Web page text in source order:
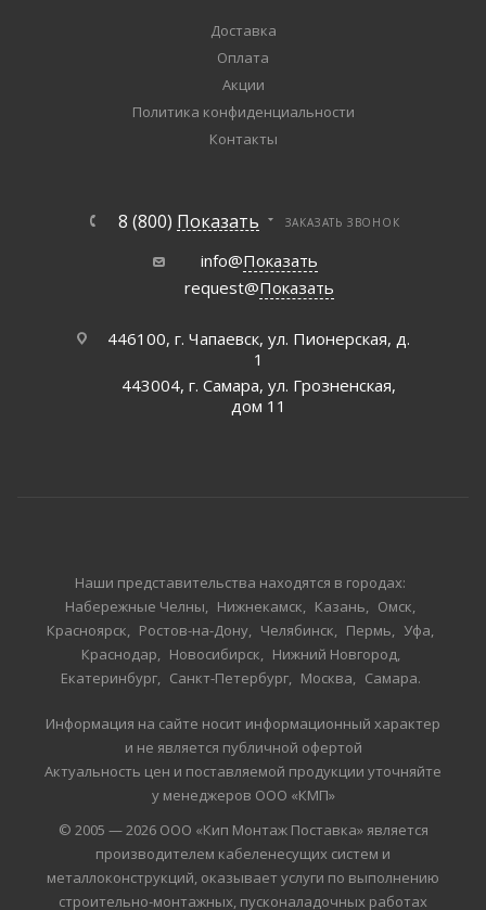
Доставка
Оплата
Акции
Политика конфиденциальности
Контакты
8 (800) Показать ЗАКАЗАТЬ ЗВОНОК
info@Показать
request@Показать
446100, г. Чапаевск, ул. Пионерская, д.
1
443004, г. Самара, ул. Грозненская,
дом 11
Наши представительства находятся в городах:
Набережные Челны
Нижнекамск Казань
Омск
Красноярск
Ростов-на-Дону Челябинск Пермь
Уфа
Краснодар
Новосибирск
Нижний Новгород
Екатеринбург
Санкт-Петербург Москва Самара
Информация на сайте носит информационный характер
и не является публичной офертой
Актуальность цен и поставляемой продукции уточняйте
у менеджеров ООО «КМП»
© 2005 — 2026 ООО «Кип Монтаж Поставка» является
производителем кабеленесущих систем и
металлоконструкций, оказывает услуги по выполнению
строительно-монтажных, пусконаладочных работах